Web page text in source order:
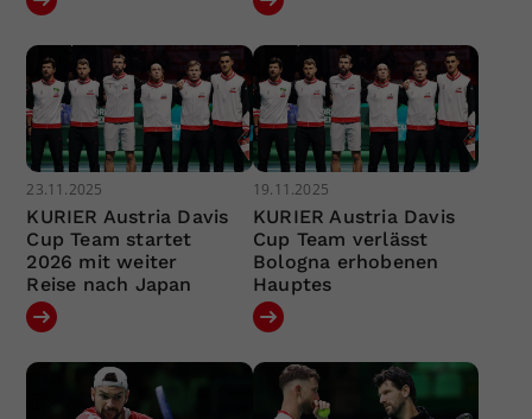
23.11.2025
KURIER Austria Davis
Cup Team startet
2026 mit weiter
Reise nach Japan
19.11.2025
KURIER Austria Davis
Cup Team verlässt
Bologna erhobenen
Hauptes